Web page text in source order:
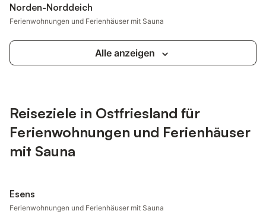
Norden-Norddeich
Ferienwohnungen und Ferienhäuser mit Sauna
Alle anzeigen
Reiseziele in Ostfriesland für
Ferienwohnungen und Ferienhäuser
mit Sauna
Esens
Ferienwohnungen und Ferienhäuser mit Sauna